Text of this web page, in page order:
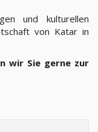
und kulturellen
von Katar in
wir Sie gerne zur